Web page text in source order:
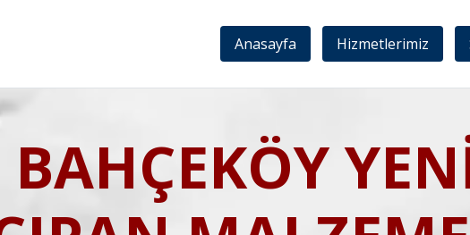
Anasayfa Hizmetlerimiz
BAHÇEKÖY